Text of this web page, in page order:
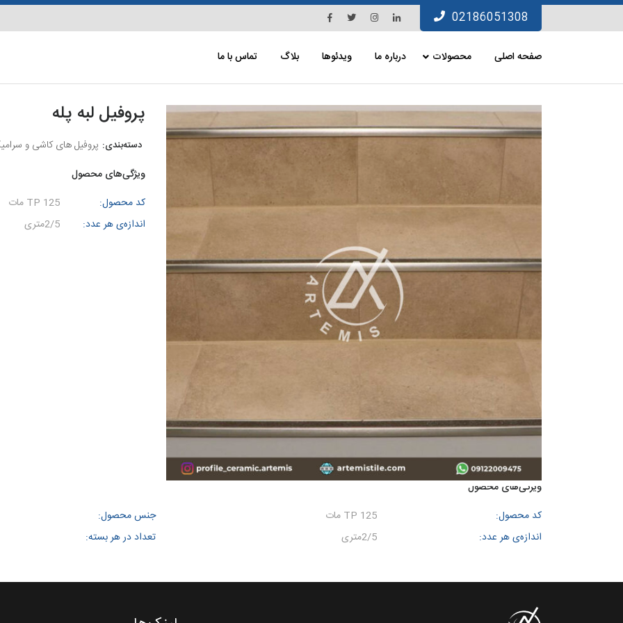
Skip
Facebook
TwitterInstagram
Linkedin02186051308
صفحه اصلی محصولات درباره ما ویدئوها بلاگ تماس با ما
پروفیل لبه پله
پروفیل های کاشی و
ویژگی‌های محصول
کد محصول:
TP 125 مات
اندازه‌ی هر عدد:
2/5متری
ویژگی‌های محصول
کد محصول:
TP 125 مات جنس محصول:
اندازه‌ی هر عدد:
2/5متری تعداد در هر بسته: